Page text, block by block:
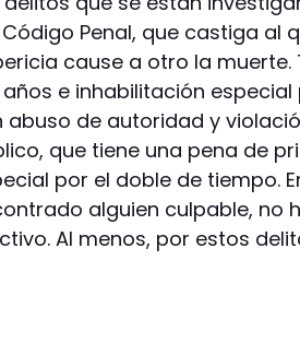
Penal, que castiga al
cause a otro la muerte.
e inhabilitación
abuso de autoridad y
que tiene una pena de
por el doble de tiempo.
alguien culpable, no
Al menos, por estos